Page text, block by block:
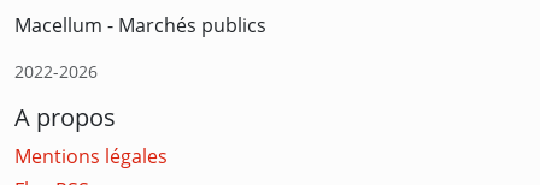
Macellum - Marchés publics
2022-2026
A propos
Mentions légales